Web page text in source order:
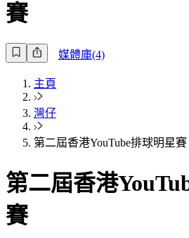
賽
媒體庫(4)
主頁
灣仔
第二屆香港YouTube排球明星賽
第二屆香港
賽